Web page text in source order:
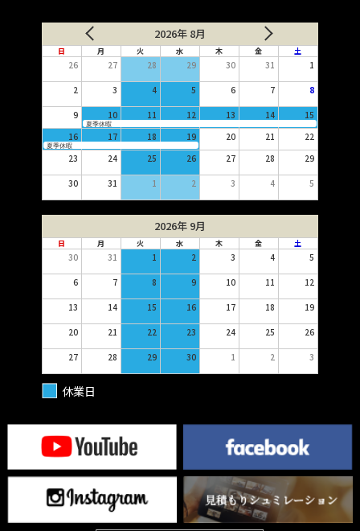
2026年 8月
日 月 火 水 木 金 土
26 27 28 29 30 31 1
2 3 4 5 6 7 8
9 10 11 12 13 14 15
夏季休暇
16 17 18 19 20 21 22
夏季休暇
23 24 25 26 27 28 29
30 31 1 2 3 4 5
2026年 9月
日 月 火 水 木 金 土
30 31 1 2 3 4 5
6 7 8 9 10 11 12
13 14 15 16 17 18 19
20 21 22 23 24 25 26
27 28 29 30 1 2 3
休業日